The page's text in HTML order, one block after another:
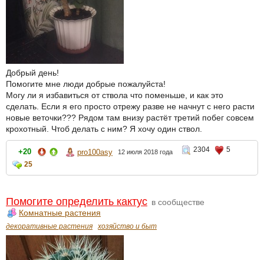
Добрый день!
Помогите мне люди добрые пожалуйста!
Могу ли я избавиться от ствола что поменьше, и как это
сделать. Если я его просто отрежу разве не начнут с него расти
новые веточки??? Рядом там внизу растёт третий побег совсем
крохотный. Чтоб делать с ним? Я хочу один ствол.
+20 pro100asy 12 июля 2018 года 2304
5
25
Помогите определить кактус в сообществе
Комнатные растения
декоративные растения хозяйство и быт